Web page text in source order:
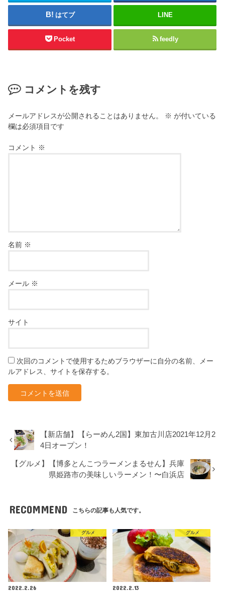
はてブ LINE
Pocket feedly
コメントを残す
メールアドレスが公開されることはありません。 ※ が付いている
欄は必須項目です
コメント ※
名前 ※
メール ※
サイト
次回のコメントで使用するためブラウザーに自分の名前、メー
ルアドレス、サイトを保存する。
【新店舗】【らーめん2国】東加古川店2021年12月2
4日オープン！
【グルメ】【博多とんこつラーメンまるせん】兵庫
県姫路市の美味しいラーメン！〜白浜店
RECOMMEND こちらの記事も人気です。
グルメ
2022.2.26
グルメ
2022.2.13